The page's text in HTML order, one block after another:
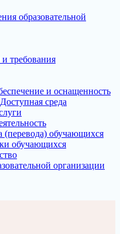
образовательной
требования
и оснащенность
среда
(перевода) обучающихся
обучающихся
организации